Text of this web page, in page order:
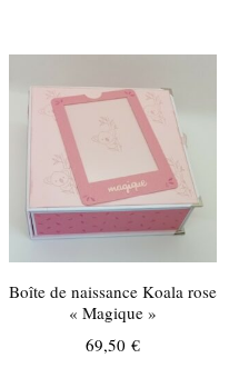
Boîte de naissance Koala rose
« Magique »
69,50 €